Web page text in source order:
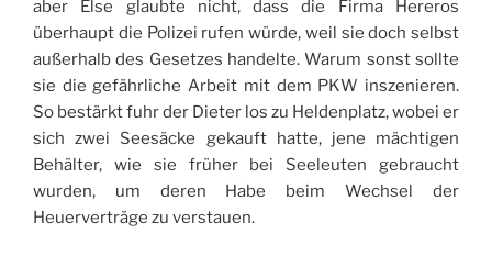
aber Else glaubte nicht, dass die Firma Hereros
überhaupt die Polizei rufen würde, weil sie doch selbst
außerhalb des Gesetzes handelte. Warum sonst sollte
sie die gefährliche Arbeit mit dem PKW inszenieren.
So bestärkt fuhr der Dieter los zu Heldenplatz, wobei er
sich zwei Seesäcke gekauft hatte, jene mächtigen
Behälter, wie sie früher bei Seeleuten gebraucht
wurden, um deren Habe beim Wechsel der
Heuerverträge zu verstauen.